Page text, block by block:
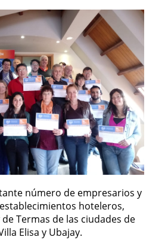
número de empresarios y
hoteleros,
Termas de las ciudades de
Elisa y Ubajay.